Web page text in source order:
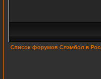
Список форумов Слэмбол в